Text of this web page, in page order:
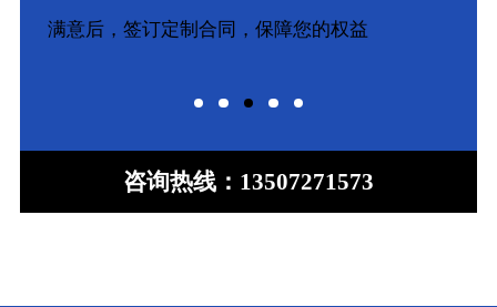
根据工程图纸、技术参数定制产品，验收完工
咨询热线： 13507271573